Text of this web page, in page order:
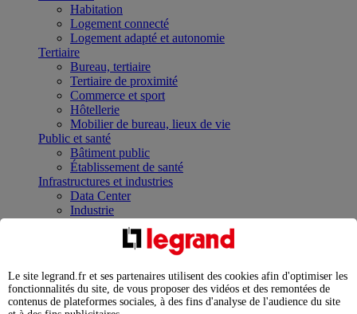
Habitation
Logement connecté
Logement adapté et autonomie
Tertiaire
Bureau, tertiaire
Tertiaire de proximité
Commerce et sport
Hôtellerie
Mobilier de bureau, lieux de vie
Public et santé
Bâtiment public
Établissement de santé
Infrastructures et industries
Data Center
Industrie
Infrastructures
Contrôler et planifier le fonctionnement des appareils
Répartir et optimiser son tableau électrique
Legrand Data Center Solutions : concentrer les
expertises au service de vos performances
Le site legrand.fr et ses partenaires utilisent des cookies afin d'optimiser les
fonctionnalités du site, de vous proposer des vidéos et des remontées de
contenus de plateformes sociales, à des fins d'analyse de l'audience du site